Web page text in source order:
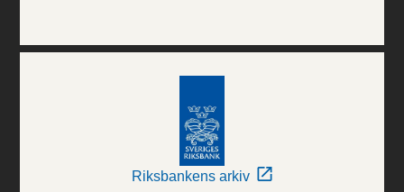
Riksbankens arkiv